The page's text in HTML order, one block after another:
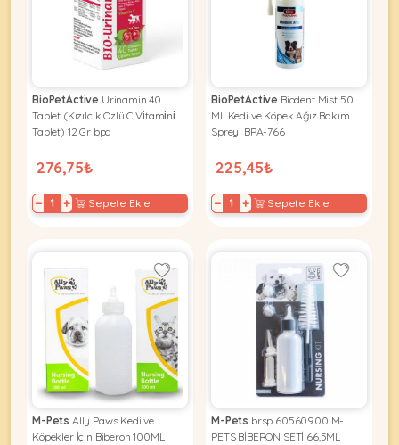
BioPetActive Urinamin 40
Tablet (Kızılcık Özlü C Vi̇tami̇ni̇
Tablet) 12 Gr bpa
276,75₺
− + Sepete Ekle
BioPetActive Biodent Mist 50
ML Kedi ve Köpek Ağız Bakım
Spreyi BPA-766
225,45₺
− + Sepete Ekle
M-Pets Ally Paws Kedi ve
Köpekler İçin Biberon 100ML
M-Pets brsp 60560900 M-
PETS BİBERON SETİ 66,5ML